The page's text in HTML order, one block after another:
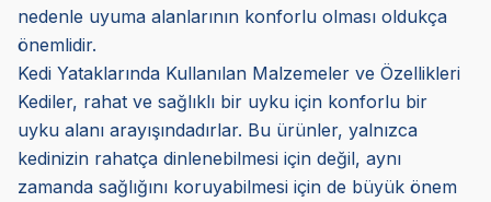
nedenle uyuma alanlarının konforlu olması oldukça
önemlidir.
Kedi Yataklarında Kullanılan Malzemeler ve Özellikleri
Kediler, rahat ve sağlıklı bir uyku için konforlu bir
uyku alanı arayışındadırlar. Bu ürünler, yalnızca
kedinizin rahatça dinlenebilmesi için değil, aynı
zamanda sağlığını koruyabilmesi için de büyük önem